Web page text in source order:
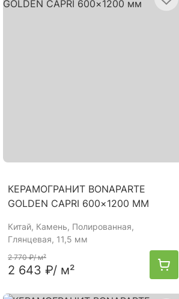
КЕРАМОГРАНИТ BONAPARTE
GOLDEN CAPRI 600×1200 ММ
Китай, Камень, Полированная,
Глянцевая, 11,5 мм
2 770 ₽/ м²
2 643 ₽/ м²